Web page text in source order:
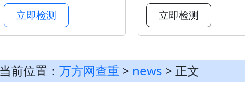
立即检测 立即检测
当前位置： 万方网查重 > news > 正文